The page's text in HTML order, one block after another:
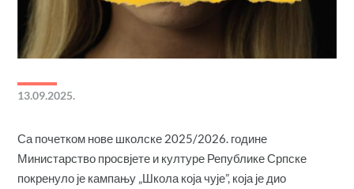
13.09.2025.
Са почетком нове школске 2025/2026. године
Министарство просвјете и културе Републике Српске
покренуло је кампању „Школа која чује”, која је дио